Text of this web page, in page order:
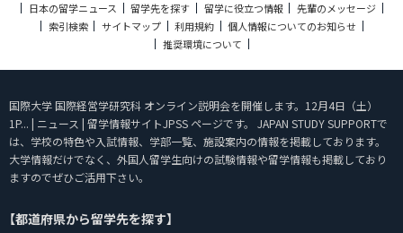
日本の留学ニュース 留学先を探す 留学に役立つ情報
先輩のメッセージ
索引検索
サイトマップ 利用規約
個人情報についてのお知らせ
推奨環境について
国際大学 国際経営学研究科 オンライン説明会を開催します。12月4日（土）
1P... | ニュース | 留学情報サイトJPSS ページです。 JAPAN STUDY SUPPORTで
は、学校の特色や入試情報、学部一覧、施設案内の情報を掲載しております。
大学情報だけでなく、外国人留学生向けの試験情報や留学情報も掲載しており
ますのでぜひご活用下さい。
【都道府県から留学先を探す】